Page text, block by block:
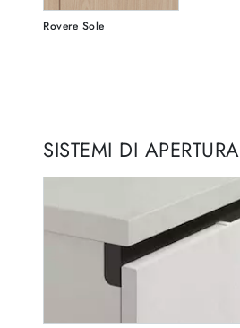
Rovere Sole
SISTEMI DI APERTURA